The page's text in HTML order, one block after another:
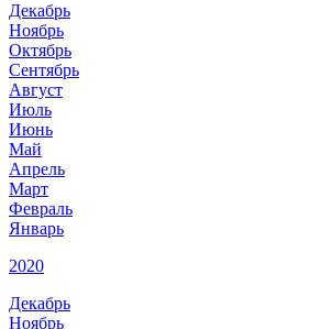
Декабрь
Ноябрь
Октябрь
Сентябрь
Август
Июль
Июнь
Май
Апрель
Март
Февраль
Январь
2020
Декабрь
Ноябрь